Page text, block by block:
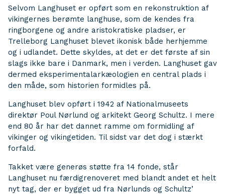
Selvom Langhuset er opført som en rekonstruktion af
vikingernes berømte langhuse, som de kendes fra
ringborgene og andre aristokratiske pladser, er
Trelleborg Langhuset blevet ikonisk både herhjemme
og i udlandet. Dette skyldes, at det er det første af sin
slags ikke bare i Danmark, men i verden. Langhuset gav
dermed eksperimentalarkæologien en central plads i
den måde, som historien formidles på.
Langhuset blev opført i 1942 af Nationalmuseets
direktør Poul Nørlund og arkitekt Georg Schultz. I mere
end 80 år har det dannet ramme om formidling af
vikinger og vikingetiden. Til sidst var det dog i stærkt
forfald.
Takket være generøs støtte fra 14 fonde, står
Langhuset nu færdigrenoveret med blandt andet et helt
nyt tag, der er bygget ud fra Nørlunds og Schultz’